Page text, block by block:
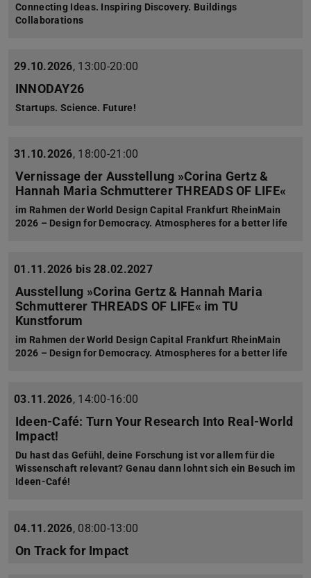
Connecting Ideas. Inspiring Discovery. Buildings
Collaborations
29.10.2026, 13:00-20:00
INNODAY26
Startups. Science. Future!
31.10.2026, 18:00-21:00
Vernissage der Ausstellung »Corina Gertz &
Hannah Maria Schmutterer THREADS OF LIFE«
im Rahmen der World Design Capital Frankfurt RheinMain
2026 – Design for Democracy. Atmospheres for a better life
01.11.2026 bis 28.02.2027
Ausstellung »Corina Gertz & Hannah Maria
Schmutterer THREADS OF LIFE« im TU
Kunstforum
im Rahmen der World Design Capital Frankfurt RheinMain
2026 – Design for Democracy. Atmospheres for a better life
03.11.2026, 14:00-16:00
Ideen-Café: Turn Your Research Into Real-World
Impact!
Du hast das Gefühl, deine Forschung ist vor allem für die
Wissenschaft relevant? Genau dann lohnt sich ein Besuch im
Ideen-Café!
04.11.2026, 08:00-13:00
On Track for Impact